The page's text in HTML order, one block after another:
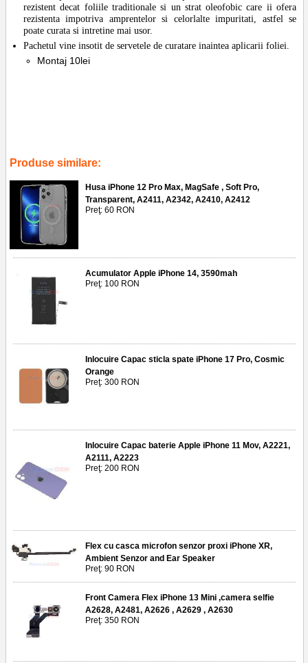
rezistent decat foliile traditionale si un strat oleofobic care ii ofera
rezistenta impotriva amprentelor si celorlalte impuritati, astfel se
poate curata si intretine mai usor.
Pachetul vine insotit de servetele de curatare inaintea aplicarii foliei.
Montaj 10lei
Produse similare:
Husa iPhone 12 Pro Max, MagSafe , Soft Pro,
Transparent, A2411, A2342, A2410, A2412
Preţ: 60 RON
Acumulator Apple iPhone 14, 3590mah
Preţ: 100 RON
Inlocuire Capac sticla spate iPhone 17 Pro, Cosmic
Orange
Preţ: 300 RON
Inlocuire Capac baterie Apple iPhone 11 Mov, A2221,
A2111, A2223
Preţ: 200 RON
Flex cu casca microfon senzor proxi iPhone XR,
Ambient Senzor and Ear Speaker
Preţ: 90 RON
Front Camera Flex iPhone 13 Mini ,camera selfie
A2628, A2481, A2626 , A2629 , A2630
Preţ: 350 RON